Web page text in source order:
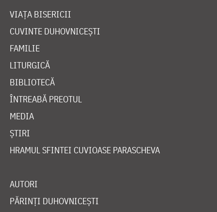
VIAȚA BISERICII
CUVINTE DUHOVNICEȘTI
FAMILIE
LITURGICĂ
BIBLIOTECĂ
ÎNTREABĂ PREOTUL
MEDIA
ȘTIRI
HRAMUL SFINTEI CUVIOASE PARASCHEVA
AUTORI
PĂRINȚI DUHOVNICEȘTI